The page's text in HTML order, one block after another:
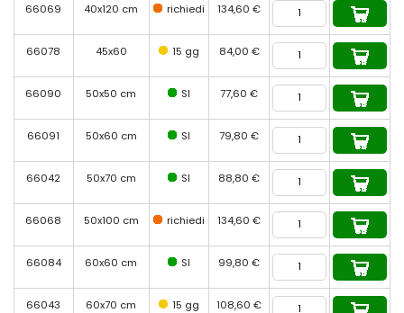
66069 40x120 cm richiedi 134,60 €
66078 45x60 15 gg 84,00 €
66090 50x50 cm SI 77,60 €
66091 50x60 cm SI 79,80 €
66042 50x70 cm SI 88,80 €
66068 50x100 cm richiedi 134,60 €
66084 60x60 cm SI 99,80 €
66043 60x70 cm 15 gg 108,60 €